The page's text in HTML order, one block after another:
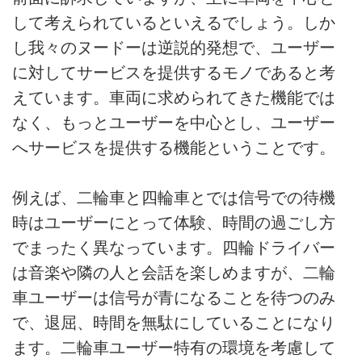
して考えられているといえるでしょう。しか
し我々のヌードーは逆説的発想で、ユーザー
に対してサービスを提供するモノであると考
えています。車両に求められてきた機能では
なく、もっとユーザーを中心とし、ユーザー
へサービスを提供する機能ということです。
例えば、二輪車と四輪車とでは信号での待機
時はユーザーにとって体験、時間の過ごし方
でまったく異なっています。四輪ドライバー
は音楽や隣の人と会話を楽しめますが、二輪
車ユーザーは信号が青になることを待つのみ
で、退屈、時間を無駄にしていることになり
ます。二輪車ユーザー特有の環境を考慮して